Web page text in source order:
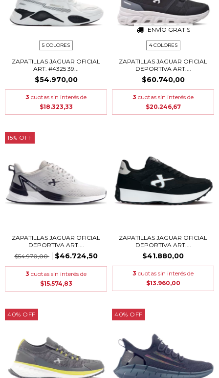
5 COLORES
ZAPATILLAS JAGUAR OFICIAL
ART. #4325 39...
$54.970,00
3 cuotas sin interés de
$18.323,33
ENVÍO GRATIS
4 COLORES
ZAPATILLAS JAGUAR OFICIAL
DEPORTIVA ART....
$60.740,00
3 cuotas sin interés de
$20.246,67
15% OFF
ZAPATILLAS JAGUAR OFICIAL
DEPORTIVA ART....
$54.970,00
$46.724,50
3 cuotas sin interés de
$15.574,83
ZAPATILLAS JAGUAR OFICIAL
DEPORTIVA ART....
$41.880,00
3 cuotas sin interés de
$13.960,00
40% OFF 40% OFF